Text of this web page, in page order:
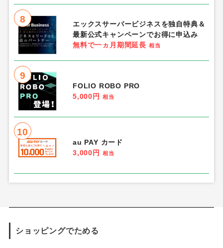
8
エックスサーバービジネスを独自特典＆
最新公式キャンペーンでお得に申込み
無料で一ヵ月期間延長 相当
9
FOLIO ROBO PRO
5,000円
相当
10
au PAY カード
3,000円
相当
ショッピングでためる